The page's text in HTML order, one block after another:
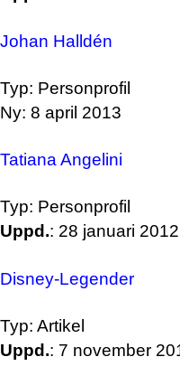
Johan Halldén
Typ: Personprofil
Ny: 8 april 2013
Tatiana Angelini
Typ: Personprofil
Uppd.: 28 januari 2012
Disney-Legender
Typ: Artikel
Uppd.: 7 november